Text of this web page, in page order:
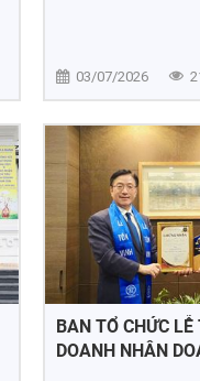
03/07/2026
BAN TỔ CHỨC LỄ
DOANH NHÂN